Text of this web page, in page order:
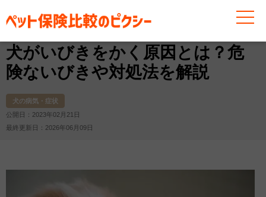
お役立ち情報 犬 犬の病気・症状 犬がいびきをか
犬がいびきをかく原因とは？危
険ないびきや対処法を解説
犬の病気・症状
公開日：2023年02月21日
最終更新日：2026年06月09日